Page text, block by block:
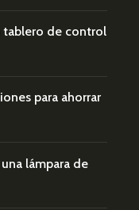
tablero de control
para ahorrar
lámpara de